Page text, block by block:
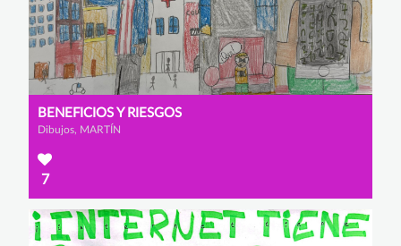
BENEFICIOS Y RIESGOS
Dibujos, MARTÍN
7